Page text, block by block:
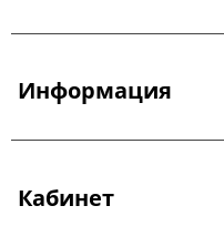
Информация
Кабинет